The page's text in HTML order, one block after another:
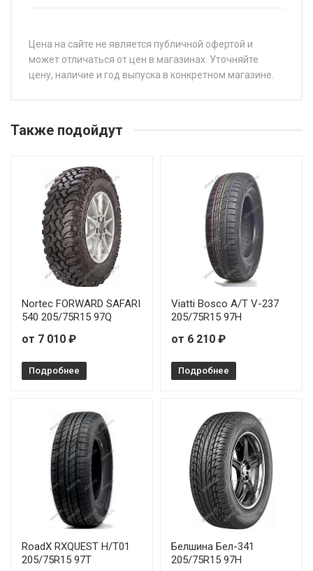
Цена на сайте не является публичной офертой и
может отличаться от цен в магазинах. Уточняйте
цену, наличие и год выпуска в конкретном магазине.
Ilink L-Grip66 185/70R13 86T
Ilink L-Grip66 145/70R12 69T
Ilink L-Grip66 145/80R12 74T
Ilink L-Grip66 145/80R13 75T
Ilink L-Grip66 155/65R13 73T
Ilink L-Grip66 155/65R14 75T
Ilink L-Grip66 165/60R14 75H
Ilink L-Grip66 165/60R15 81H
Ilink L-Grip66 165/65R14 79T
Ilink L-Grip66 165/70R13 79T
Ilink L-Grip66 165/70R14 81T
Также подойдут
Nortec FORWARD SAFARI
540 205/75R15 97Q
от 7 010 ₽
Подробнее
Viatti Bosco A/T V-237
205/75R15 97H
от 6 210 ₽
Подробнее
RoadX RXQUEST H/T01
205/75R15 97T
Белшина Бел-341
205/75R15 97H